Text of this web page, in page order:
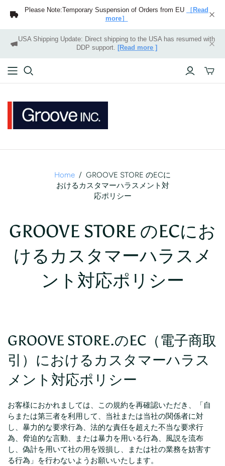
Please Note:Temporary Suspension of Orders from EU
［Read
more］
USA Shipping Update: Direct shipping to the USA has resumed with
DDP support. [Read more ]
Toggle
mini
Home / GROOVE STORE のECに
おけるカスタマーハラスメント対
応ポリシー
GROOVE STORE のECにお
けるカスタマーハラスメ
ント対応ポリシー
GROOVE STORE.のEC（電子商取
引）におけるカスタマーハラス
メント対応ポリシー
お客様におかれましては、この規約を再確認いただき、「自
らまたは第三者を利用して、当社または当社の関係者に対
し、暴力的な要求行為、法的な責任を超えた不当な要求行
為、脅迫的な言動、または暴力を用いる行為、風説を流布
し、偽計を用いて社の用を毀損し、または社の業務を妨害す
る行為」を行わないようお願いいたします。